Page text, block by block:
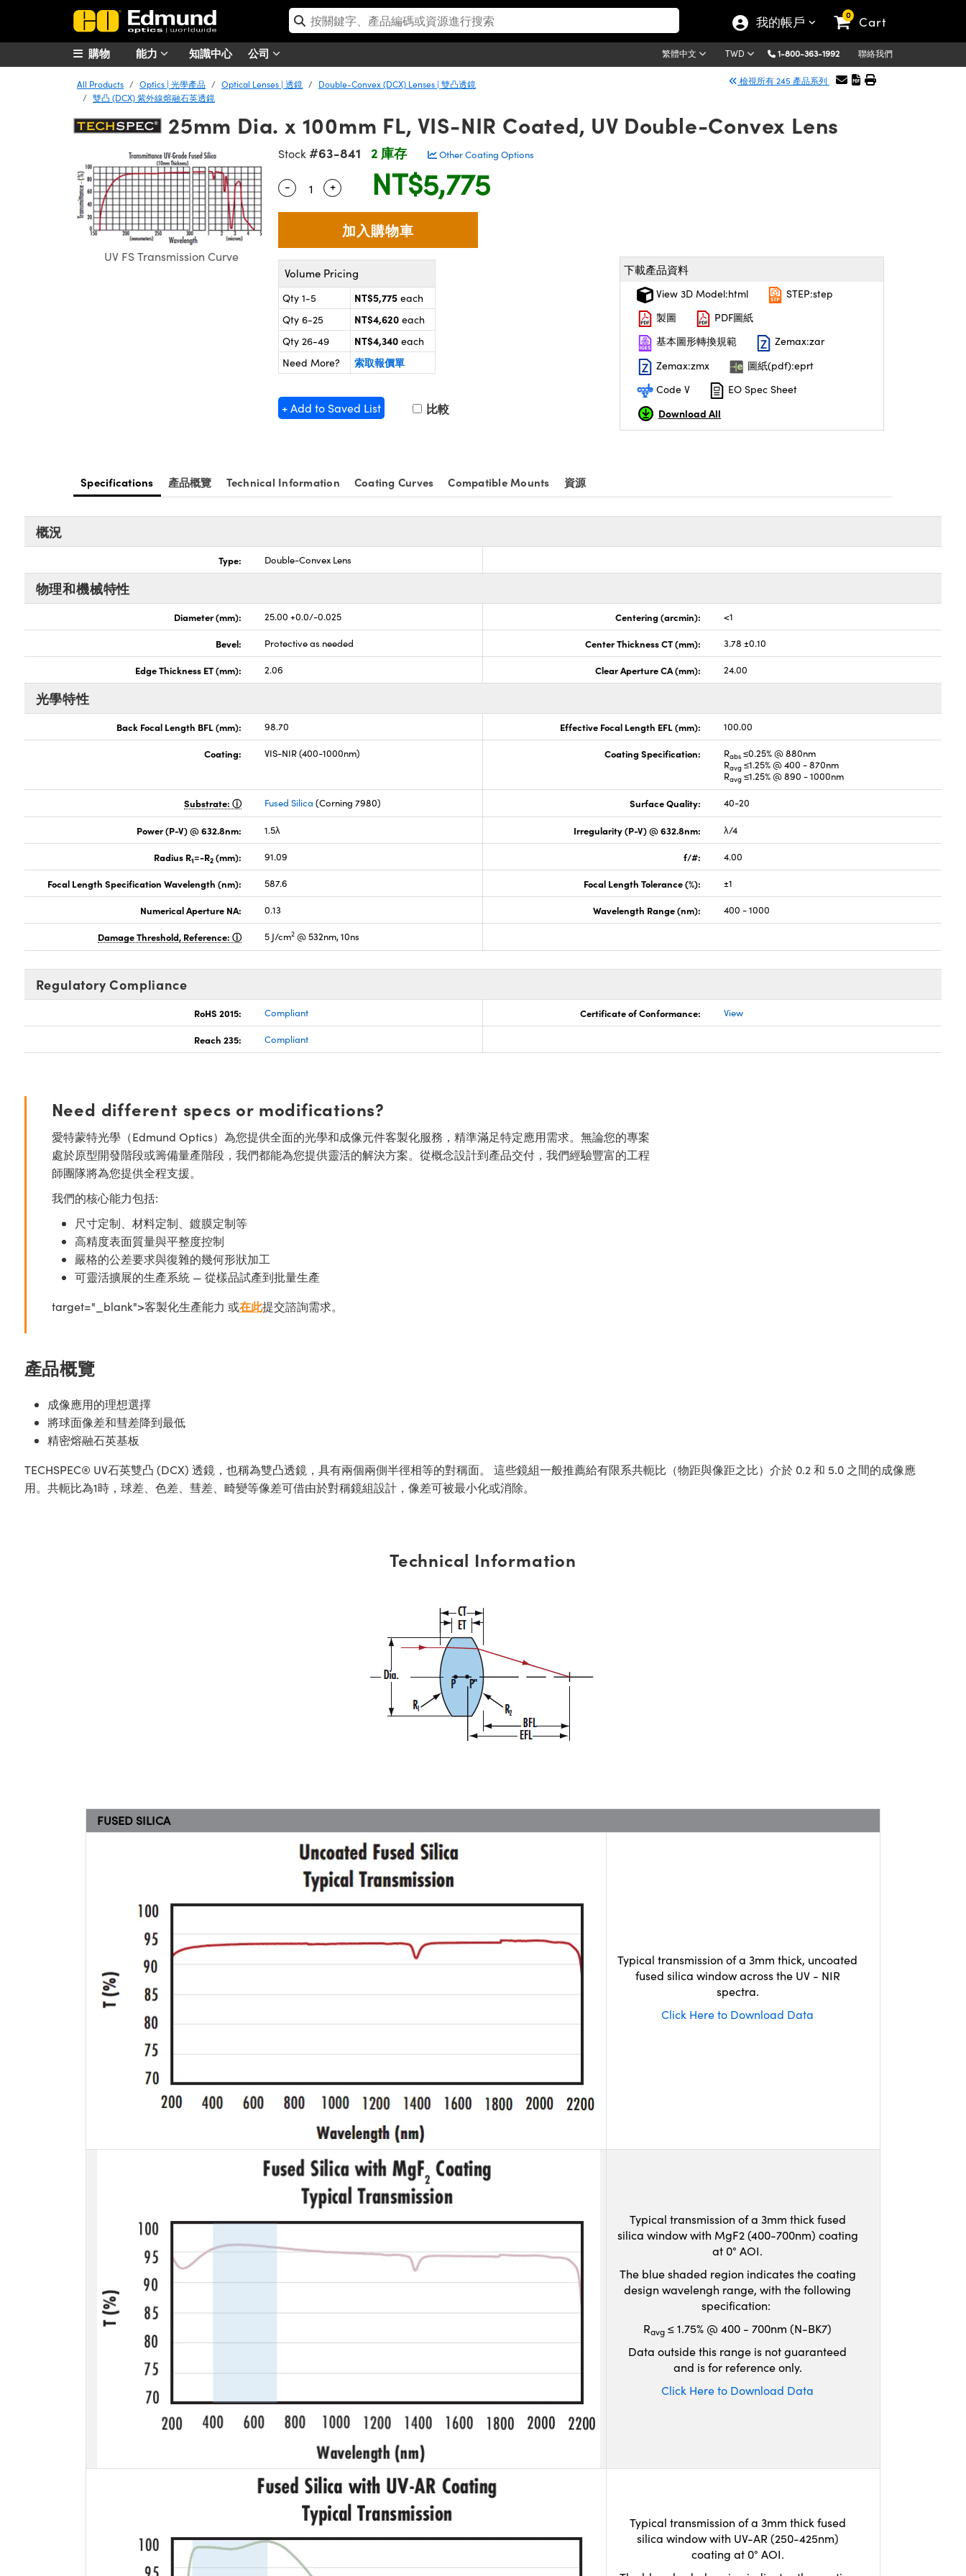
我的帳戶 0 Cart
能力 知識中心 公司 繁體中文 TWD 1-800-363-1992 聯絡我們
購物
All Products Optics | 光學產品 Optical Lenses | 透鏡
Double-Convex (DCX) Lenses | 雙凸透鏡
雙凸 (DCX) 紫外線熔融石英透鏡
檢視所有 245 產品系列
25mm Dia. x 100mm FL, VIS-NIR Coated, UV Double-Convex Lens
UV FS Transmission Curve
Stock #63-841 2 庫存 Other Coating Options
Quantity Selector
- Use the plus and minus buttons to adjust the quantity.
+ NT$5,775
Volume Pricing
Qty 1-5 NT$5,775 each
Qty 6-25
NT$4,620 each
Qty 26-49
NT$4,340 each
Need More?
索取報價單
+ Add to Saved List 比較
下載產品資料
View 3D Model:html
STEP:step
製圖
PDF圖紙
基本圖形轉換規範
Zemax:zar
Zemax:zmx
圖紙(pdf):eprt
Code V
EO Spec Sheet
Download All
Specifications 產品概覽 Technical Information Coating Curves Compatible Mounts 資源
概況
Type: Double-Convex Lens
物理和機械特性
Diameter (mm): 25.00 +0.0/-0.025 Centering (arcmin): <1
Bevel: Protective as needed Center Thickness CT (mm): 3.78 ±0.10
Edge Thickness ET (mm): 2.06 Clear Aperture CA (mm): 24.00
光學特性
Back Focal Length BFL (mm): 98.70 Effective Focal Length EFL (mm): 100.00
Coating: VIS-NIR (400-1000nm) Coating Specification: Rabs ≤0.25% @ 880nm
Ravg ≤1.25% @ 400 - 870nm
Ravg ≤1.25% @ 890 - 1000nm
Substrate: Fused Silica (Corning 7980) Surface Quality: 40-20
Power (P-V) @ 632.8nm: 1.5λ Irregularity (P-V) @ 632.8nm: λ/4
Radius R1=-R2 (mm): 91.09 f/#: 4.00
Focal Length Specification Wavelength (nm): 587.6 Focal Length Tolerance (%): ±1
Numerical Aperture NA: 0.13 Wavelength Range (nm): 400 - 1000
Damage Threshold, Reference: 5 J/cm2 @ 532nm, 10ns
Regulatory Compliance
RoHS 2015: Compliant Certificate of Conformance: View
Reach 235: Compliant
Need different specs or modifications?
愛特蒙特光學（Edmund Optics）為您提供全面的光學和成像元件客製化服務，精準滿足特定應用需求。無論您的專案
處於原型開發階段或籌備量產階段，我們都能為您提供靈活的解決方案。從概念設計到產品交付，我們經驗豐富的工程
師團隊將為您提供全程支援。
我們的核心能力包括:
尺寸定制、材料定制、鍍膜定制等
高精度表面質量與平整度控制
嚴格的公差要求與復雜的幾何形狀加工
可靈活擴展的生產系統 — 從樣品試產到批量生產
target="_blank">客製化生產能力 或在此提交諮詢需求。
產品概覽
成像應用的理想選擇
將球面像差和彗差降到最低
精密熔融石英基板
TECHSPEC® UV石英雙凸 (DCX) 透鏡，也稱為雙凸透鏡，具有兩個兩側半徑相等的對稱面。 這些鏡組一般推薦給有限系共軛比（物距與像距之比）介於 0.2 和 5.0 之間的成像應
用。共軛比為1時，球差、色差、彗差、畸變等像差可借由於對稱鏡組設計，像差可被最小化或消除。
Technical Information
FUSED SILICA
Typical transmission of a 3mm thick, uncoated
fused silica window across the UV - NIR
spectra.
Click Here to Download Data
Typical transmission of a 3mm thick fused
silica window with MgF2 (400-700nm) coating
at 0° AOI.
The blue shaded region indicates the coating
design wavelengh range, with the following
specification:
Ravg ≤ 1.75% @ 400 - 700nm (N-BK7)
Data outside this range is not guaranteed
and is for reference only.
Click Here to Download Data
Typical transmission of a 3mm thick fused
silica window with UV-AR (250-425nm)
coating at 0° AOI.